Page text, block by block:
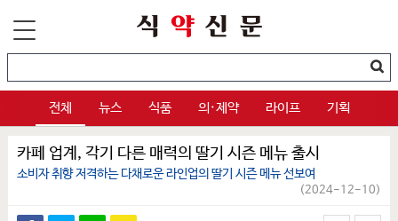
전체 뉴스 식품 의·제약 라이프 기획
카페 업계, 각기 다른 매력의 딸기 시즌 메뉴 출시
소비자 취향 저격하는 다채로운 라인업의 딸기 시즌 메뉴 선보여
(2024-12-10)